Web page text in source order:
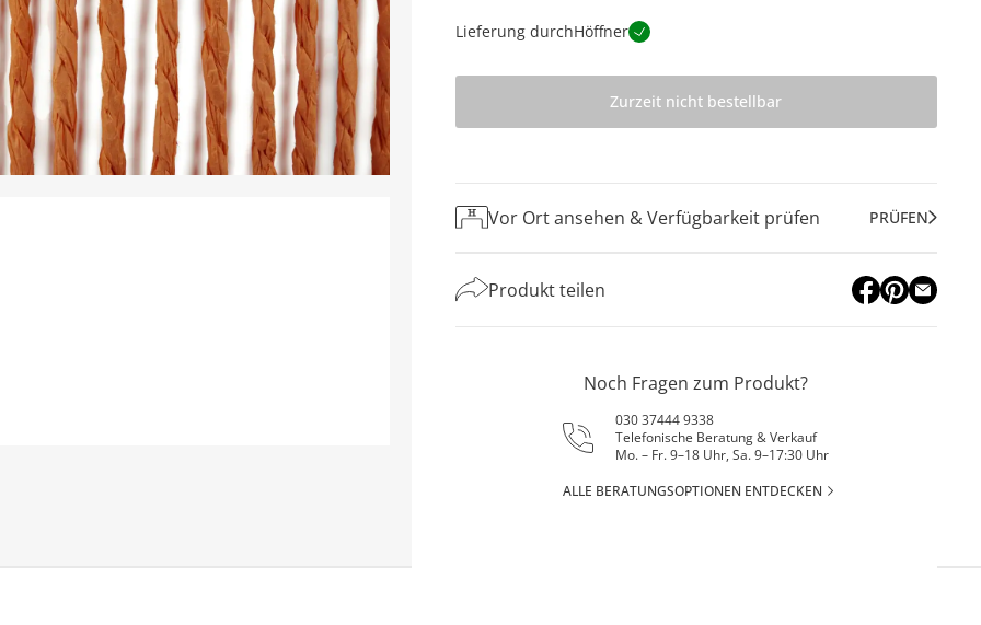
Lieferung durchHöffner
Zurzeit nicht bestellbar
Vor Ort ansehen & Verfügbarkeit prüfen PRÜFEN
Produkt teilen
Noch Fragen zum Produkt?
030 37444 9338
Telefonische Beratung & Verkauf
Mo. – Fr. 9–18 Uhr, Sa. 9–17:30 Uhr
ALLE BERATUNGSOPTIONEN ENTDECKEN